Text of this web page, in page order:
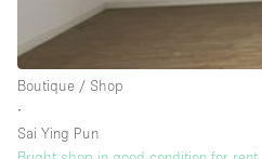
Shop Share
Stall / Market Stall
Unique Space
Boutique / Shop
∙
Sai Ying Pun